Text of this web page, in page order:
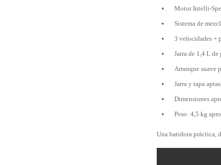
Motor Intelli-
Sistema de
3 velocidades +
Jarra de 1,4 L
Arranque suave
Jarra y tapa
Dimensiones
Peso: 4,5 kg
Una batidora práctica,